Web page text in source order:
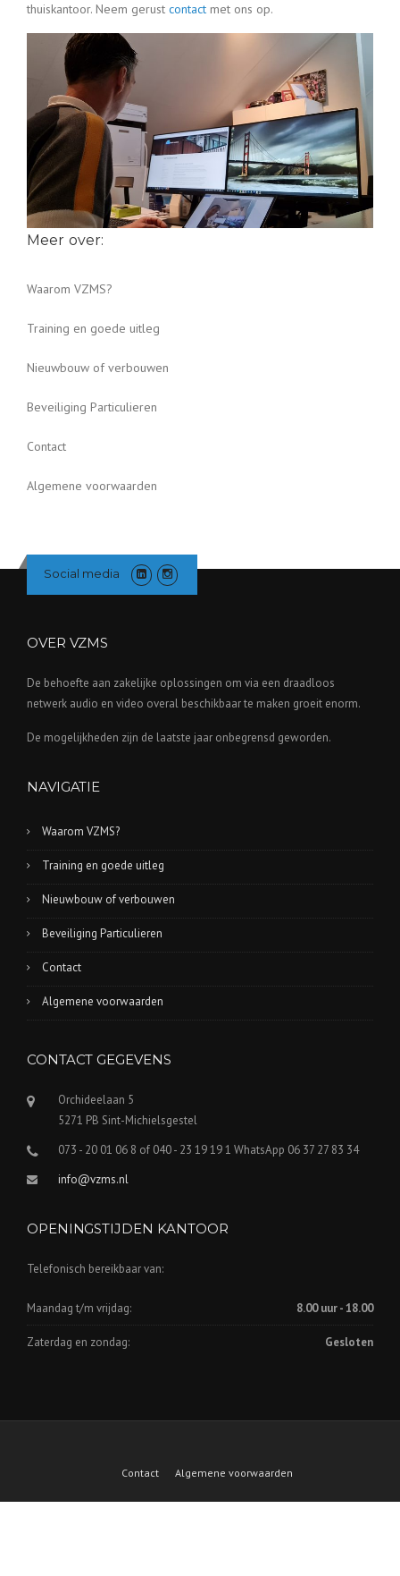
thuiskantoor. Neem gerust contact met ons op.
Meer over:
Waarom VZMS?
Training en goede uitleg
Nieuwbouw of verbouwen
Beveiliging Particulieren
Contact
Algemene voorwaarden
Social media
OVER VZMS
De behoefte aan zakelijke oplossingen om via een draadloos
netwerk audio en video overal beschikbaar te maken groeit enorm.
De mogelijkheden zijn de laatste jaar onbegrensd geworden.
NAVIGATIE
Waarom VZMS?
Training en goede uitleg
Nieuwbouw of verbouwen
Beveiliging Particulieren
Contact
Algemene voorwaarden
CONTACT GEGEVENS
Orchideelaan 5
5271 PB Sint-Michielsgestel
073 - 20 01 06 8 of 040 - 23 19 19 1 WhatsApp 06 37 27 83 34
info@vzms.nl
OPENINGSTIJDEN KANTOOR
Telefonisch bereikbaar van:
Maandag t/m vrijdag: 8.00 uur - 18.00
Zaterdag en zondag: Gesloten
Contact Algemene voorwaarden